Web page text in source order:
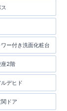
ー付き洗面化粧台
座2階
デヒド
ドア